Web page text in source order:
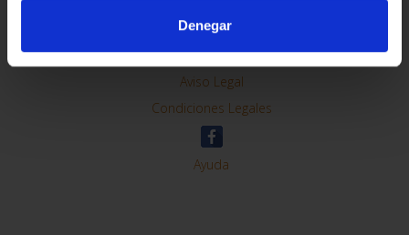
Denegar
Contacto
Preguntas Frequentes (FAQs)
Aviso Legal
Condiciones Legales
Ayuda